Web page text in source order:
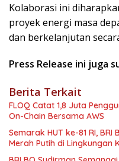
Kolaborasi ini
proyek energi masa
dan berkelanjutan
Press Release ini juga
Berita Terkait
FLOQ Catat 1,8 Juta
On-Chain Bersama AWS
Semarak HUT ke-81 RI,
Merah Putih di Lingkungan